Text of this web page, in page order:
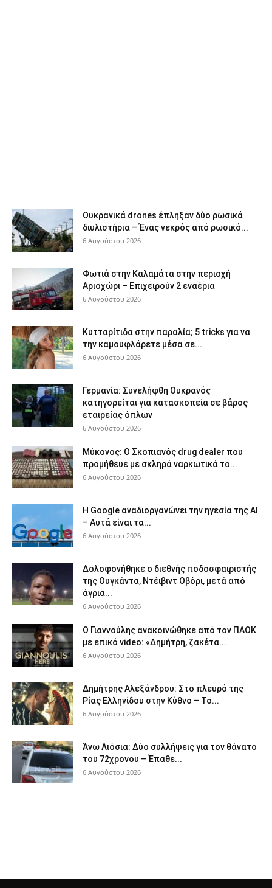
Ουκρανικά drones έπληξαν δύο ρωσικά
διυλιστήρια – Ένας νεκρός από ρωσικό...
6 Αυγούστου 2026
Φωτιά στην Καλαμάτα στην περιοχή
Αριοχώρι – Επιχειρούν 2 εναέρια
6 Αυγούστου 2026
Κυτταρίτιδα στην παραλία; 5 tricks για να
την καμουφλάρετε μέσα σε...
6 Αυγούστου 2026
Γερμανία: Συνελήφθη Ουκρανός
κατηγορείται για κατασκοπεία σε βάρος
εταιρείας όπλων
6 Αυγούστου 2026
Μύκονος: Ο Σκοπιανός drug dealer που
προμήθευε με σκληρά ναρκωτικά το...
6 Αυγούστου 2026
Η Google αναδιοργανώνει την ηγεσία της AI
– Αυτά είναι τα...
6 Αυγούστου 2026
Δολοφονήθηκε o διεθνής ποδοσφαιριστής
της Ουγκάντα, Ντέιβιντ Οβόρι, μετά από
άγρια...
6 Αυγούστου 2026
Ο Γιαννούλης ανακοινώθηκε από τον ΠΑΟΚ
με επικό video: «Δημήτρη, ζακέτα...
6 Αυγούστου 2026
Δημήτρης Αλεξάνδρου: Στο πλευρό της
Ρίας Ελληνίδου στην Κύθνο – Το...
6 Αυγούστου 2026
Άνω Λιόσια: Δύο συλλήψεις για τον θάνατο
του 72χρονου – Έπαθε...
6 Αυγούστου 2026